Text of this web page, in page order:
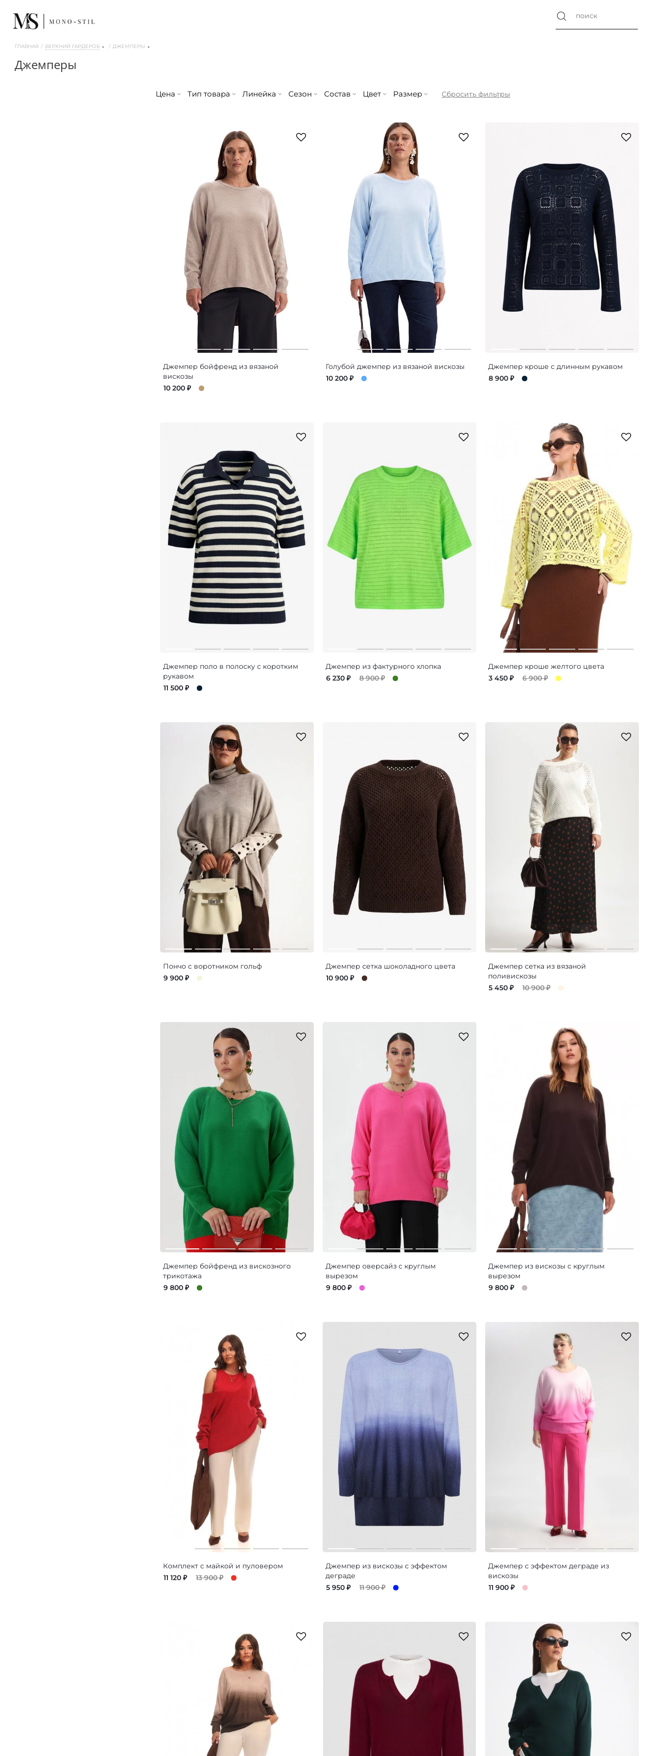
ГЛАВНАЯ / ВЕРХНИЙ ГАРДЕРОБ / ДЖЕМПЕРЫ
джемперы
Цена Тип товара Линейка Сезон Состав Цвет Размер Сбросить фильтры
Джемпер бойфренд из вязаной
вискозы
10 200 ₽
Голубой джемпер из вязаной вискозы
10 200 ₽
Джемпер кроше с длинным рукавом
8 900 ₽
Джемпер поло в полоску с коротким
рукавом
11 500 ₽
Джемпер из фактурного хлопка
6 230 ₽ 8 900₽
Джемпер кроше желтого цвета
3 450 ₽ 6 900₽
Пончо с воротником гольф
9 900 ₽
Джемпер сетка шоколадного цвета
10 900 ₽
Джемпер сетка из вязаной
поливискозы
5 450 ₽ 10 900₽
Джемпер бойфренд из вискозного
трикотажа
9 800 ₽
Джемпер оверсайз с круглым
вырезом
9 800 ₽
Джемпер из вискозы с круглым
вырезом
9 800 ₽
Комплект с майкой и пуловером
11 120 ₽ 13 900₽
Джемпер из вискозы с эффектом
деграде
5 950 ₽ 11 900₽
Джемпер с эффектом деграде из
вискозы
11 900 ₽